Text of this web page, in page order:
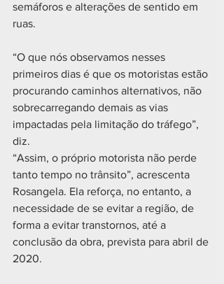
semáforos e alterações de sentido em
ruas.
“O que nós observamos nesses
primeiros dias é que os motoristas estão
procurando caminhos alternativos, não
sobrecarregando demais as vias
impactadas pela limitação do tráfego”,
diz.
“Assim, o próprio motorista não perde
tanto tempo no trânsito”, acrescenta
Rosangela. Ela reforça, no entanto, a
necessidade de se evitar a região, de
forma a evitar transtornos, até a
conclusão da obra, prevista para abril de
2020.